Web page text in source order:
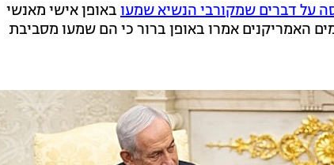
על דברים שמקורבי הנשיא שמעו באופן אישי מאנשי
האמריקנים אמרו באופן ברור כי הם שמעו מסביבת